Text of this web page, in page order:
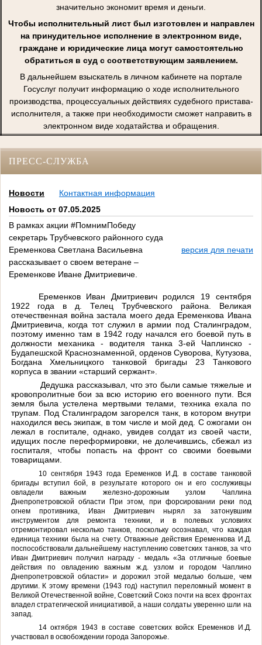
значительно экономит время и деньги.
Чтобы исполнительный лист был изготовлен и направлен
на принудительное исполнение в электронном виде,
граждане и юридические лица могут самостоятельно
обратиться в суд с соответствующим заявлением.
В дальнейшем взыскатель в личном кабинете на портале
Госуслуг получит информацию о ходе исполнительного
производства, процессуальных действиях судебного пристава-
исполнителя, а также при необходимости сможет направить в
электронном виде ходатайства и обращения.
ПРЕСС-СЛУЖБА
Новости
Контактная информация
Новость от 07.05.2025
В рамках акции #ПомнимПобеду
секретарь Трубчевского районного суда
Еременкова Светлана Васильевна
рассказывает о своем ветеране –
Еременкове Иване Дмитриевиче.
версия для печати
Еременков Иван Дмитриевич родился 19 сентября
1922 года в д. Телец Трубчевского района. Великая
отечественная война застала моего деда Еременкова Ивана
Дмитриевича, когда тот служил в армии под Сталинградом,
поэтому именно там в 1942 году начался его боевой путь в
должности механика - водителя танка 3-ей Чаплинско -
Будапешской Краснознаменной, орденов Суворова, Кутузова,
Богдана Хмельницкого танковой бригады 23 Танкового
корпуса в звании «старший сержант».
Дедушка рассказывал, что это были самые тяжелые и
кровопролитные бои за всю историю его военного пути. Вся
земля была устелена мертвыми телами, техника ехала по
трупам. Под Сталинградом загорелся танк, в котором внутри
находился весь экипаж, в том числе и мой дед. С ожогами он
лежал в госпитале, однако, увидев солдат из своей части,
идущих после переформировки, не долечившись, сбежал из
госпиталя, чтобы попасть на фронт со своими боевыми
товарищами.
10 сентября 1943 года Еременков И.Д. в составе танковой
бригады вступил бой, в результате которого он и его сослуживцы
овладели важным железно-дорожным узлом Чаплина
Днепропетровской области При этом, при форсировании реки под
огнем противника, Иван Дмитриевич нырял за затонувшим
инструментом для ремонта техники, и в полевых условиях
отремонтировал несколько танков, поскольку осознавал, что каждая
единица техники была на счету. Отважные действия Еременкова И.Д.
поспособствовали дальнейшему наступлению советских танков, за что
Иван Дмитриевич получил награду - медаль «За отличные боевые
действия по овладению важным ж.д. узлом и городом Чаплино
Днепропетровской области» и дорожил этой медалью больше, чем
другими. К этому времени (1943 год) наступил переломный момент в
Великой Отечественной войне, Советский Союз почти на всех фронтах
владел стратегической инициативой, а наши солдаты уверенно шли на
запад.
14 октября 1943 в составе советских войск Еременков И.Д.
участвовал в освобождении города Запорожье.